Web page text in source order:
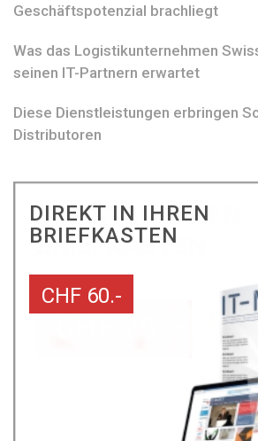
Geschäftspotenzial brachliegt
Was das Logistikunternehmen
seinen IT-Partnern erwartet
Diese Dienstleistungen erbringen
Distributoren
DIREKT IN IHREN
BRIEFKASTEN
CHF 60.-